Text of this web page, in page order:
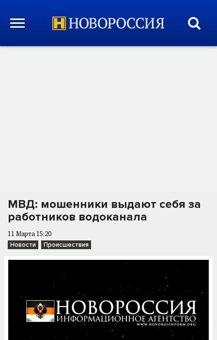
МВД: мошенники выдают себя за
работников водоканала
11 Марта 15:20
Новости Происшествия